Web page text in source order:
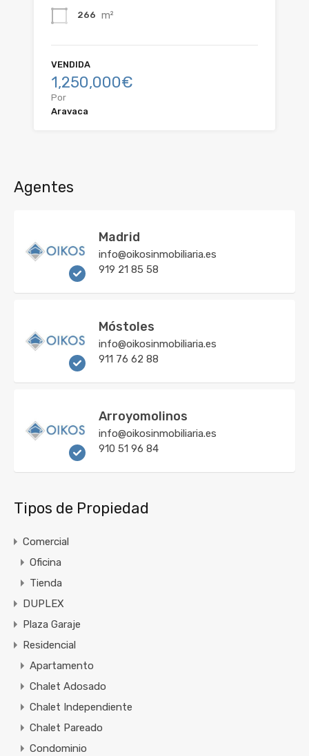
266 m²
VENDIDA
1,250,000€
Por
Aravaca
Agentes
Madrid
info@oikosinmobiliaria.es
919 21 85 58
Móstoles
info@oikosinmobiliaria.es
911 76 62 88
Arroyomolinos
info@oikosinmobiliaria.es
910 51 96 84
Tipos de Propiedad
Comercial
Oficina
Tienda
DUPLEX
Plaza Garaje
Residencial
Apartamento
Chalet Adosado
Chalet Independiente
Chalet Pareado
Condominio